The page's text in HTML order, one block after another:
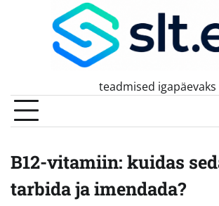
teadmised igapäevaks
B12-vitamiin: kuidas
tarbida ja imendada?